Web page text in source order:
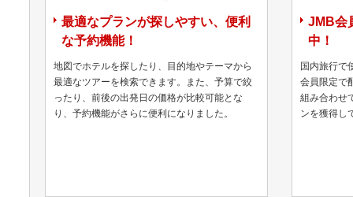
最適なプランが探しやすい、便利
な予約機能！
地図でホテルを探したり、目的地やテーマから
最適なツアーを検索できます。また、予算で絞
ったり、前後の出発日の価格が比較可能とな
り、予約機能がさらに便利になりました。
JMB会
中！
国内旅行で
会員限定で
組み合わせ
ンを獲得し